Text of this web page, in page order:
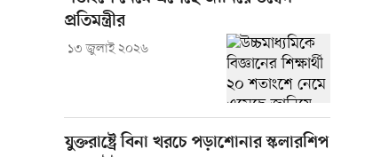
প্রতিমন্ত্রীর
১৩ জুলাই ২০২৬
যুক্তরাষ্ট্রে বিনা খরচে পড়াশোনার স্কলারশিপ